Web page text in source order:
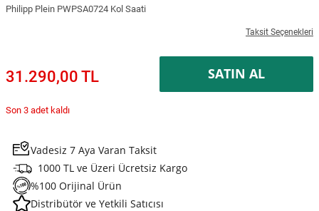
Philipp Plein PWPSA0724 Kol Saati
Taksit Seçenekleri
31.290,00 TL SATIN AL
Son 3 adet kaldı
Vadesiz 7 Aya Varan Taksit
1000 TL ve Üzeri Ücretsiz Kargo
%100 Orijinal Ürün
Distribütör ve Yetkili Satıcısı